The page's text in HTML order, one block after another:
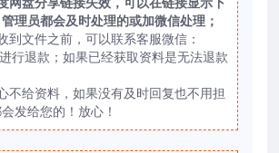
理员都会及时处理的或加微信处理；
到文件之前，可以联系客服微信：
行退款；如果已经获取资料是无法退款
不给资料，如果没有及时回复也不用担
发给您的！放心！